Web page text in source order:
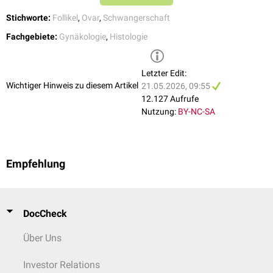
Stichworte: Follikel, Ovar, Schwangerschaft
Fachgebiete: Gynäkologie, Histologie
Wichtiger Hinweis zu diesem Artikel
Letzter Edit:
21.05.2026, 09:55
12.127 Aufrufe
Nutzung: BY-NC-SA
Empfehlung
DocCheck
Über Uns
Investor Relations